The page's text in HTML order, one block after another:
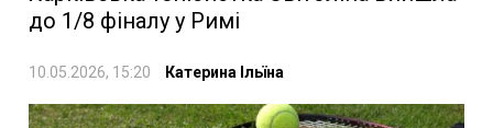
до 1/8 фіналу у Римі
10.05.2026, 15:20 Катерина Ільїна